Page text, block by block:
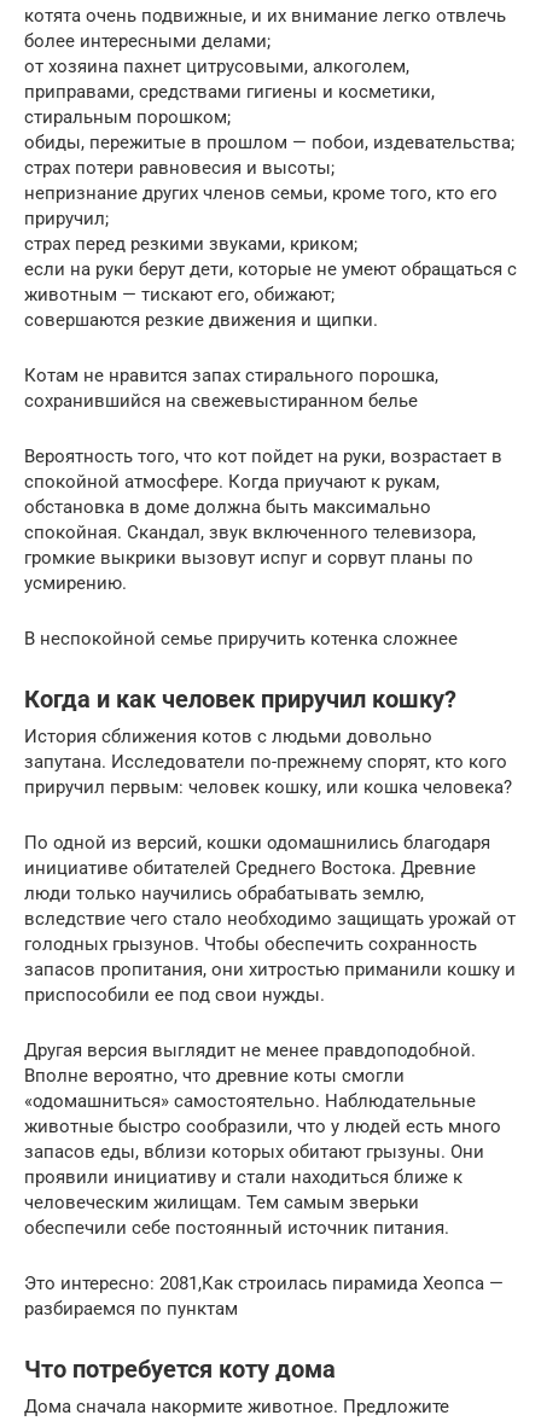
котята очень подвижные, и их внимание легко отвлечь
более интересными делами;
от хозяина пахнет цитрусовыми, алкоголем,
приправами, средствами гигиены и косметики,
стиральным порошком;
обиды, пережитые в прошлом — побои, издевательства;
страх потери равновесия и высоты;
непризнание других членов семьи, кроме того, кто его
приручил;
страх перед резкими звуками, криком;
если на руки берут дети, которые не умеют обращаться с
животным — тискают его, обижают;
совершаются резкие движения и щипки.
Котам не нравится запах стирального порошка,
сохранившийся на свежевыстиранном белье
Вероятность того, что кот пойдет на руки, возрастает в
спокойной атмосфере. Когда приучают к рукам,
обстановка в доме должна быть максимально
спокойная. Скандал, звук включенного телевизора,
громкие выкрики вызовут испуг и сорвут планы по
усмирению.
В неспокойной семье приручить котенка сложнее
Когда и как человек приручил кошку?
История сближения котов с людьми довольно
запутана. Исследователи по-прежнему спорят, кто кого
приручил первым: человек кошку, или кошка человека?
По одной из версий, кошки одомашнились благодаря
инициативе обитателей Среднего Востока. Древние
люди только научились обрабатывать землю,
вследствие чего стало необходимо защищать урожай от
голодных грызунов. Чтобы обеспечить сохранность
запасов пропитания, они хитростью приманили кошку и
приспособили ее под свои нужды.
Другая версия выглядит не менее правдоподобной.
Вполне вероятно, что древние коты смогли
«одомашниться» самостоятельно. Наблюдательные
животные быстро сообразили, что у людей есть много
запасов еды, вблизи которых обитают грызуны. Они
проявили инициативу и стали находиться ближе к
человеческим жилищам. Тем самым зверьки
обеспечили себе постоянный источник питания.
Это интересно: 2081,Как строилась пирамида Хеопса —
разбираемся по пунктам
Что потребуется коту дома
Дома сначала накормите животное. Предложите